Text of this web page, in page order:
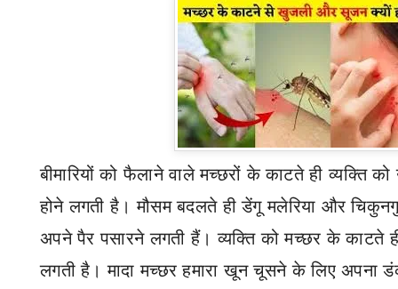
बीमारियों को फैलाने वाले मच्छरों के काटते ही
होने लगती है। मौसम बदलते ही डेंगू मलेरिया और
अपने पैर पसारने लगती हैं। व्यक्ति को मच्छर के काटते
लगती है। मादा मच्छर हमारा खून चूसने के लिए अपना